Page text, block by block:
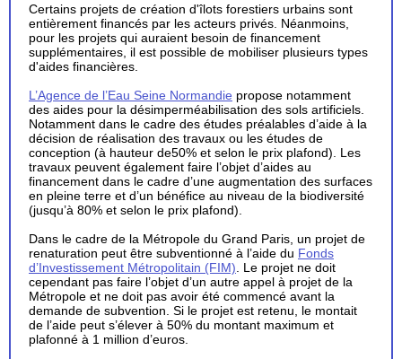
Certains projets de création d'îlots forestiers urbains sont
entièrement financés par les acteurs privés. Néanmoins,
pour les projets qui auraient besoin de financement
supplémentaires, il est possible de mobiliser plusieurs types
d'aides financières.
L’Agence de l’Eau Seine Normandie propose notamment
des aides pour la désimperméabilisation des sols artificiels.
Notamment dans le cadre des études préalables d’aide à la
décision de réalisation des travaux ou les études de
conception (à hauteur de50% et selon le prix plafond). Les
travaux peuvent également faire l’objet d’aides au
financement dans le cadre d’une augmentation des surfaces
en pleine terre et d’un bénéfice au niveau de la biodiversité
(jusqu’à 80% et selon le prix plafond).
Dans le cadre de la Métropole du Grand Paris, un projet de
renaturation peut être subventionné à l’aide du Fonds
d’Investissement Métropolitain (FIM) . Le projet ne doit
cependant pas faire l’objet d’un autre appel à projet de la
Métropole et ne doit pas avoir été commencé avant la
demande de subvention. Si le projet est retenu, le montait
de l’aide peut s’élever à 50% du montant maximum et
plafonné à 1 million d’euros.